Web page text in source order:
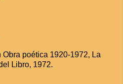
poética 1920-1972, La
Libro, 1972.